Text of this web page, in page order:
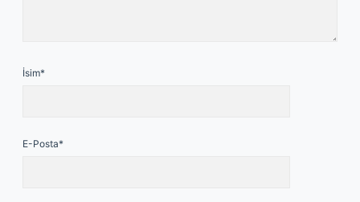
İsim*
E-Posta*